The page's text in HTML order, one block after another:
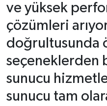
ve yüksek
çözümleri
doğrultusunda
seçeneklerden
sunucu
sunucu tam
GÜNDEM
İş ilanı
Kilimli
Kültür - Sanat